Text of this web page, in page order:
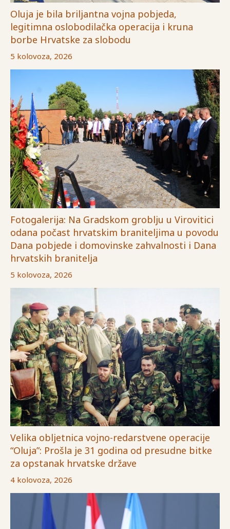
Oluja je bila briljantna vojna pobjeda,
legitimna oslobodilačka operacija i kruna
borbe Hrvatske za slobodu
5 kolovoza, 2026
Fotogalerija: Na Gradskom groblju u Virovitici
odana počast hrvatskim braniteljima u povodu
Dana pobjede i domovinske zahvalnosti i Dana
hrvatskih branitelja
5 kolovoza, 2026
Velika obljetnica vojno-redarstvene operacije
“Oluja”: Prošla je 31 godina od presudne bitke
za opstanak hrvatske države
4 kolovoza, 2026